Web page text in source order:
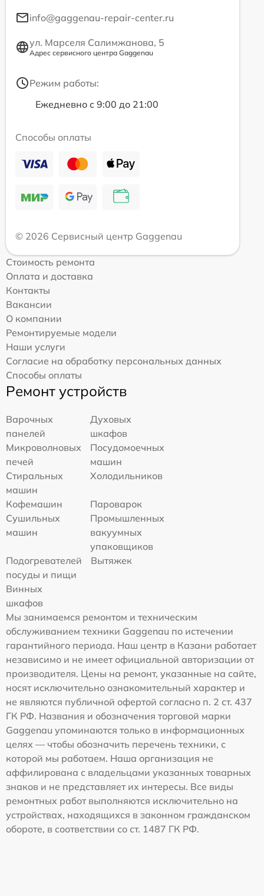
info@gaggenau-repair-center.ru
ул. Марселя Салимжанова, 5
Адрес сервисного центра Gaggenau
Режим работы:
Ежедневно с 9:00 до 21:00
Способы оплаты
© 2026 Сервисный центр Gaggenau
Стоимость ремонта
Оплата и доставка
Контакты
Вакансии
О компании
Ремонтируемые модели
Наши услуги
Согласие на обработку персональных данных
Способы оплаты
Ремонт устройств
Варочных
панелей
Духовых
шкафов
Микроволновых
печей
Посудомоечных
машин
Стиральных
машин
Холодильников
Кофемашин
Пароварок
Сушильных
машин
Промышленных
вакуумных
упаковщиков
Подогревателей
посуды и пищи
Вытяжек
Винных
шкафов
Мы занимаемся ремонтом и техническим
обслуживанием техники Gaggenau по истечении
гарантийного периода. Наш центр в Казани работает
независимо и не имеет официальной авторизации от
производителя. Цены на ремонт, указанные на сайте,
носят исключительно ознакомительный характер и
не являются публичной офертой согласно п. 2 ст. 437
ГК РФ. Названия и обозначения торговой марки
Gaggenau упоминаются только в информационных
целях — чтобы обозначить перечень техники, с
которой мы работаем. Наша организация не
аффилирована с владельцами указанных товарных
знаков и не представляет их интересы. Все виды
ремонтных работ выполняются исключительно на
устройствах, находящихся в законном гражданском
обороте, в соответствии со ст. 1487 ГК РФ.